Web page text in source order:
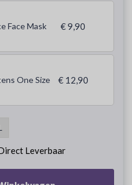
Face Mask € 9,90
One Size € 12,90
Leverbaar